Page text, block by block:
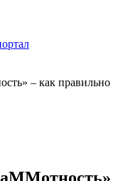
– как правильно